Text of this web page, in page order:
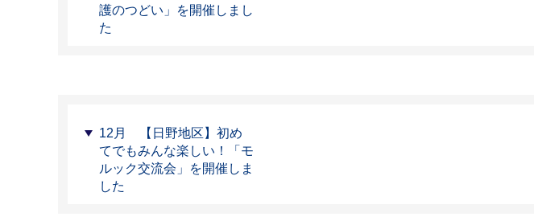
護のつどい」を開催しまし
た
12月 【日野地区】初め
てでもみんな楽しい！「モ
ルック交流会」を開催しま
した